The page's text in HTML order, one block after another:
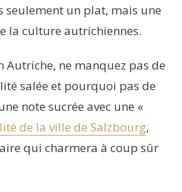
seulement un plat, mais une
la culture autrichiennes.
Autriche, ne manquez pas de
salée et pourquoi pas de
note sucrée avec une «
de la ville de Salzbourg,
qui charmera à coup sûr